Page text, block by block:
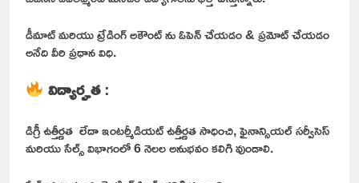
డీమాట్ మరియు ట్రేడింగ్ అకౌంట్ ను ఓపెన్ చేయడం & ప్రమోట్ చేయడం
అనేది వీరి ప్రధాన విధి.
విద్యార్హత:
డిగ్రీ ఉత్తీర్ణత లేదా ఇంటర్మీడియట్ ఉత్తీర్ణత సాధించి, ఫైనాన్సియల్ సర్వీసెస్
మరియు సేల్స్ విభాగంలో 6 నెలల అనుభవం కలిగి వుండాలి.